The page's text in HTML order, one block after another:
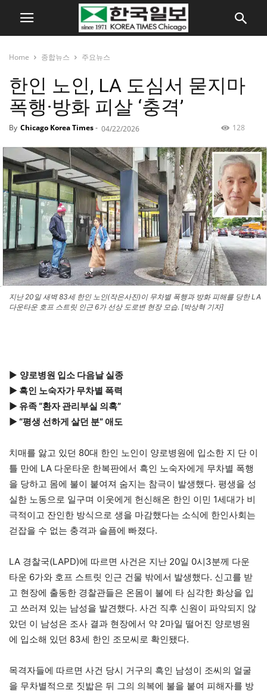
Home 종합뉴스 주요뉴스
한인 노인, LA 도심서 묻지마
폭행·방화 피살 ‘충격’
By Chicago Korea Times- 04/22/2026 128
지난 20일 새벽 83세 한인 노인(작은사진)이 무차별 폭행과 방화 피해를 당한 LA
다운타운 호프 스트릿 인근 6가 선상 도로변 현장 모습. [박상혁 기자]
▶ 양로병원 입소 다음날 실종
▶ 흑인 노숙자가 무차별 폭력
▶ 유족 “환자 관리부실 의혹”
▶ “평생 선하게 살던 분” 애도
치매를 앓고 있던 80대 한인 노인이 양로병원에 입소한 지 단 이
틀 만에 LA 다운타운 한복판에서 흑인 노숙자에게 무차별 폭행
을 당하고 몸에 불이 붙여져 숨지는 참극이 발생했다. 평생을 성
실한 노동으로 일구며 이웃에게 헌신해온 한인 이민 1세대가 비
극적이고 잔인한 방식으로 생을 마감했다는 소식에 한인사회는
걷잡을 수 없는 충격과 슬픔에 빠졌다.
LA 경찰국(LAPD)에 따르면 사건은 지난 20일 0시3분께 다운
타운 6가와 호프 스트릿 인근 건물 밖에서 발생했다. 신고를 받
고 현장에 출동한 경찰관들은 온몸이 불에 타 심각한 화상을 입
고 쓰러져 있는 남성을 발견했다. 사건 직후 신원이 파악되지 않
았던 이 남성은 조사 결과 현장에서 약 2마일 떨어진 양로병원
에 입소해 있던 83세 한인 조모씨로 확인됐다.
목격자들에 따르면 사건 당시 거구의 흑인 남성이 조씨의 얼굴
을 무차별적으로 짓밟은 뒤 그의 의복에 불을 붙여 피해자를 방